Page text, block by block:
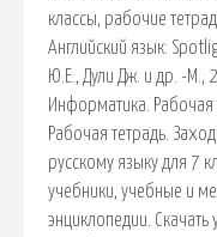
классы, рабочие
Английский язык:
Ю.Е., Дули Дж. и др. -М.,
Информатика. Рабочая
Рабочая тетрадь.
русскому языку для 7
учебники, учебные и
энциклопедии.